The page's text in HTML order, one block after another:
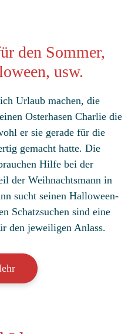
den Sommer,
usw.
Urlaub machen, die
Osterhasen Charlie die
er sie gerade für die
gemacht hatte. Die
Hilfe bei der
der Weihnachtsmann in
sucht seinen Halloween-
Schatzsuchen sind eine
den jeweiligen Anlass.